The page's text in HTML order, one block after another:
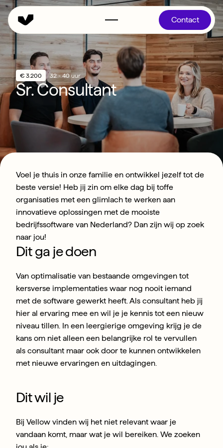
€ 3.200 32 - 40 uur
Sr. Consultant
Voel je thuis in onze familie en ontwikkel jezelf tot de
beste versie! Heb jij zin om elke dag bij toffe
organisaties met een glimlach te werken aan
innovatieve oplossingen met de mooiste
bedrijfssoftware van Nederland? Dan zijn wij op zoek
naar jou!
Dit ga je doen
Van optimalisatie van bestaande omgevingen tot
kersverse implementaties waar nog nooit iemand
met de software gewerkt heeft. Als consultant heb jij
hier al ervaring mee en wil je je kennis tot een nieuw
niveau tillen. In een leergierige omgeving krijg je de
kans om niet alleen een belangrijke rol te vervullen
als consultant maar ook door te kunnen ontwikkelen
met nieuwe ervaringen en uitdagingen.
Dit wil je
Bij Vellow vinden wij het niet relevant waar je
vandaan komt, maar wat je wil bereiken. We zoeken
Contact